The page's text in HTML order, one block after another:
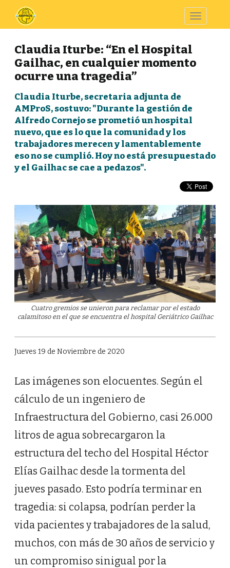
Toggle
Claudia Iturbe: “En el Hospital
Gailhac, en cualquier momento
ocurre una tragedia”
Claudia Iturbe, secretaria adjunta de
AMProS, sostuvo: "Durante la gestión de
Alfredo Cornejo se prometió un hospital
nuevo, que es lo que la comunidad y los
trabajadores merecen y lamentablemente
eso no se cumplió. Hoy no está presupuestado
y el Gailhac se cae a pedazos".
Cuatro gremios se unieron para reclamar por el estado
calamitoso en el que se encuentra el hospital Geriátrico Gailhac
Jueves 19 de Noviembre de 2020
Las imágenes son elocuentes. Según el
cálculo de un ingeniero de
Infraestructura del Gobierno, casi 26.000
litros de agua sobrecargaron la
estructura del techo del Hospital Héctor
Elías Gailhac desde la tormenta del
jueves pasado. Esto podría terminar en
tragedia: si colapsa, podrían perder la
vida pacientes y trabajadores de la salud,
muchos, con más de 30 años de servicio y
un compromiso sinigual por la